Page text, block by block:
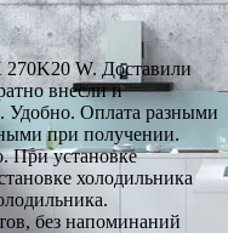
W. Доставили
внесли и
Удобно. Оплата разными
при получении.
При установке
холодильника
без напоминаний